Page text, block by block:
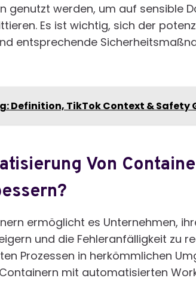
genutzt werden, um auf sensible
Es ist wichtig, sich der
entsprechende
Definition, TikTok Context & Safety
Von
ermöglicht es Unternehmen,
und die Fehleranfälligkeit zu
Prozessen in herkömmlichen
mit automatisierten